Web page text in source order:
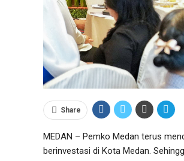
Share
MEDAN – Pemko Medan terus
berinvestasi di Kota Medan.